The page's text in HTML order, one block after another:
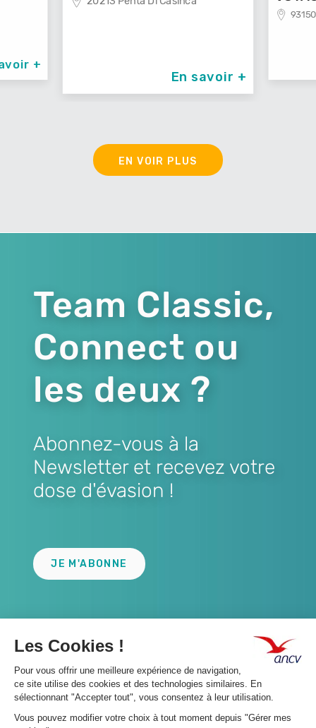
+
En savoir +
EN VOIR PLUS
Team Classic,
Connect ou
les deux ?
Abonnez-vous à la
Newsletter et recevez votre
dose d'évasion !
JE M'ABONNE